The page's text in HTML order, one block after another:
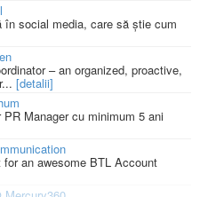
în social media, care să știe cum
– an organized, proactive,
[detalii]
Manager cu minimum 5 ani
an awesome BTL Account